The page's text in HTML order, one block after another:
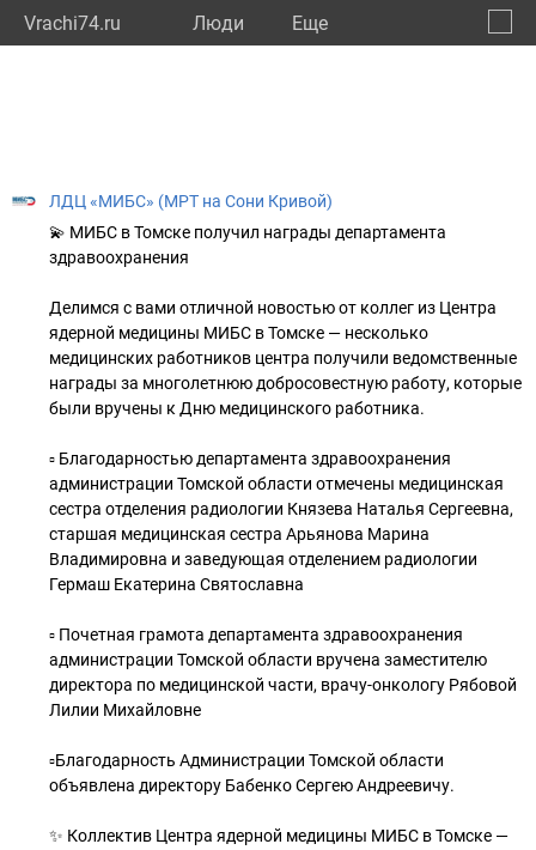
Vrachi74.ru Люди Eще
ЛДЦ «МИБС» (МРТ на Сони Кривой)
💫 МИБС в Томске получил награды департамента
здравоохранения
Делимся с вами отличной новостью от коллег из Центра
ядерной медицины МИБС в Томске — несколько
медицинских работников центра получили ведомственные
награды за многолетнюю добросовестную работу, которые
были вручены к Дню медицинского работника.
▫️ Благодарностью департамента здравоохранения
администрации Томской области отмечены медицинская
сестра отделения радиологии Князева Наталья Сергеевна,
старшая медицинская сестра Арьянова Марина
Владимировна и заведующая отделением радиологии
Гермаш Екатерина Святославна
▫️ Почетная грамота департамента здравоохранения
администрации Томской области вручена заместителю
директора по медицинской части, врачу-онкологу Рябовой
Лилии Михайловне
▫️Благодарность Администрации Томской области
объявлена директору Бабенко Сергею Андреевичу.
✨ Коллектив Центра ядерной медицины МИБС в Томске —